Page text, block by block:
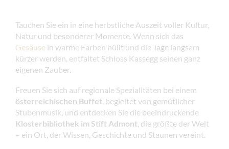
Tauchen Sie ein in eine herbstliche Auszeit voller Kultur,
Natur und besonderer Momente. Wenn sich das
Gesäuse in warme Farben hüllt und die Tage langsam
kürzer werden, entfaltet Schloss Kassegg seinen ganz
eigenen Zauber.
Freuen Sie sich auf regionale Spezialitäten bei einem
österreichischen Buffet, begleitet von gemütlicher
Stubenmusik, und entdecken Sie die beeindruckende
Klosterbibliothek im Stift Admont, die größte der Welt
– ein Ort, der Wissen, Geschichte und Staunen vereint.